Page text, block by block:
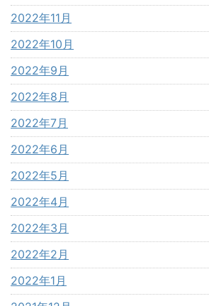
2022年11月
2022年10月
2022年9月
2022年8月
2022年7月
2022年6月
2022年5月
2022年4月
2022年3月
2022年2月
2022年1月